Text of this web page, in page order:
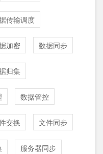
传输调度
加密 数据同步
归集
数据管控
交换 文件同步
服务器同步